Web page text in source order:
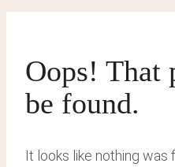
Oops! That
be found.
It looks like nothing was